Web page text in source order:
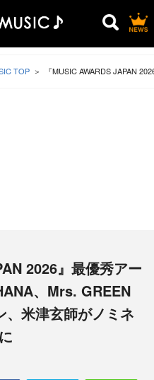
TOP 『MUSIC AWARDS JAPAN
2026』最優秀アー
、Mrs. GREEN
米津玄師がノミネ